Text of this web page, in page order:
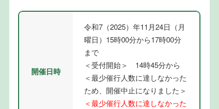
開催日時
令和7（2025）年11月24日（月
曜日）15時00分から17時00分
まで
＜受付開始＞ 14時45分から
＜最少催行人数に達しなかった
ため、開催中止になりました＞
＜最少催行人数に達しなかった